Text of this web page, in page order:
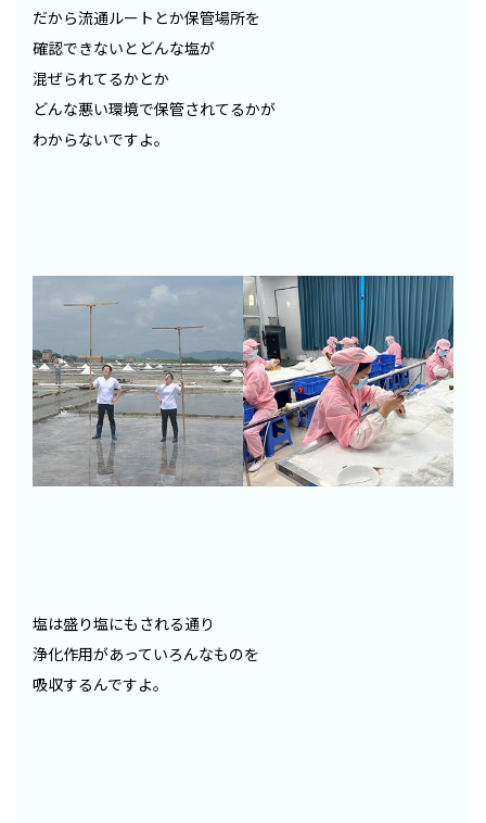
だから流通ルートとか保管場所を
確認できないとどんな塩が
混ぜられてるかとか
どんな悪い環境で保管されてるかが
わからないですよ。
塩は盛り塩にもされる通り
浄化作用があっていろんなものを
吸収するんですよ。